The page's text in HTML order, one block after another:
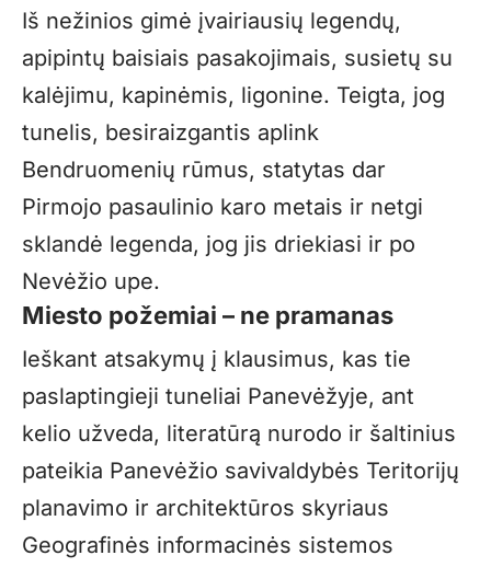
Iš nežinios gimė įvairiausių legendų,
apipintų baisiais pasakojimais, susietų su
kalėjimu, kapinėmis, ligonine. Teigta, jog
tunelis, besiraizgantis aplink
Bendruomenių rūmus, statytas dar
Pirmojo pasaulinio karo metais ir netgi
sklandė legenda, jog jis driekiasi ir po
Nevėžio upe.
Miesto požemiai – ne pramanas
Ieškant atsakymų į klausimus, kas tie
paslaptingieji tuneliai Panevėžyje, ant
kelio užveda, literatūrą nurodo ir šaltinius
pateikia Panevėžio savivaldybės Teritorijų
planavimo ir architektūros skyriaus
Geografinės informacinės sistemos